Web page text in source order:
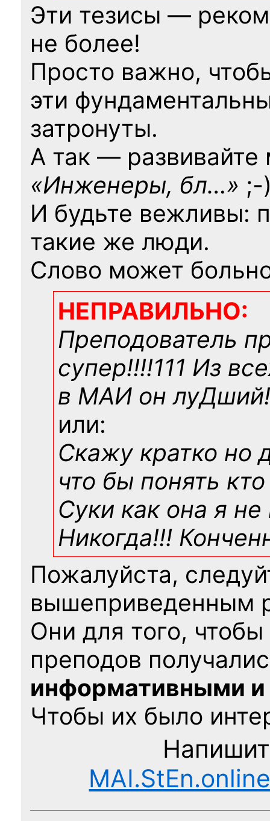
Эти тезисы —
не более!
Просто важно,
эти
затронуты.
А так — развивайте
«Инженеры, бл…» ;-
И будьте вежливы:
такие же люди.
Слово может
НЕПРАВИЛЬНО:
Преподователь
супер!!!!111 Из
в МАИ он
или:
Скажу кратко но
что бы понять
Суки как она я не
Никогда!!!
Пожалуйста,
вышеприведенным
Они для того,
преподов
информативными
Чтобы их было